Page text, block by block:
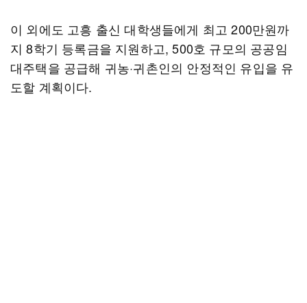
이 외에도 고흥 출신 대학생들에게 최고 200만원까
지 8학기 등록금을 지원하고, 500호 규모의 공공임
대주택을 공급해 귀농·귀촌인의 안정적인 유입을 유
도할 계획이다.